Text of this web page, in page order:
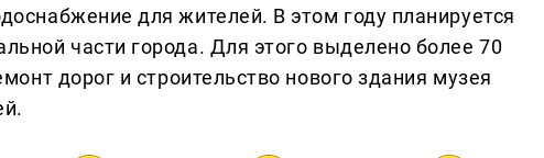
для жителей. В этом году планируется
части города. Для этого выделено более 70
дорог и строительство нового здания музея